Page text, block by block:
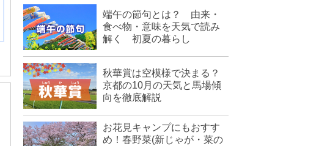
端午の節句とは？ 由来・
食べ物・意味を天気で読み
解く 初夏の暮らし
秋華賞は空模様で決まる？
京都の10月の天気と馬場傾
向を徹底解説
お花見キャンプにもおすす
め！春野菜(新じゃが・菜の